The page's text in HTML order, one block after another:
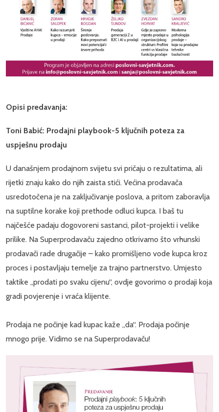
Opisi predavanja:
Toni Babić: Prodajni playbook-5 ključnih poteza za
uspješnu prodaju
U današnjem prodajnom svijetu svi pričaju o rezultatima, ali
rijetki znaju kako do njih zaista stići. Većina prodavača
usredotočena je na zaključivanje poslova, a pritom zaboravlja
na suptilne korake koji prethode odluci kupca. I baš tu
najčešće padaju dogovoreni sastanci, pilot-projekti i velike
prilike. Na Superprodavaču zajedno otkrivamo što vrhunski
prodavači rade drugačije – kako promišljeno vode kupca kroz
proces i postavljaju temelje za trajno partnerstvo. Umjesto
taktike „prodati po svaku cijenu“, ovdje govorimo o prodaji koja
gradi povjerenje i vraća klijente.
Prodaja ne počinje kad kupac kaže „da“. Prodaja počinje
mnogo prije. Vidimo se na Superprodavaču!